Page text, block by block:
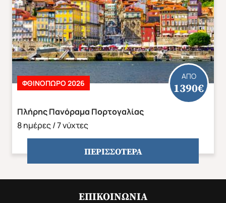
Πλήρης Πανόραμα Πορτογαλίας
8 ημέρες / 7 νύχτες
ΑΠΟ
1390€
ΦΘΙΝΌΠΩΡΟ 2026
ΠΕΡΙΣΣΟΤΕΡΑ
ΕΠΙΚΟΙΝΩΝΊΑ